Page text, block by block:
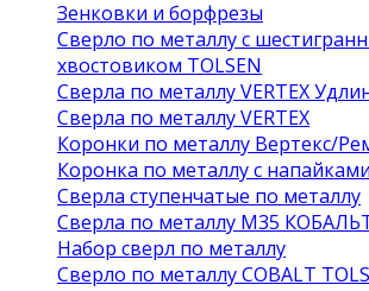
Зенковки и борфрезы
Сверло по металлу с
хвостовиком TOLSEN
Сверла по металлу VERTEX
Сверла по металлу VERTEX
Коронки по металлу Вертекс/
Коронка по металлу с
Сверла ступенчатые по металлу
Сверла по металлу М35 КОБАЛЬТ
Набор сверл по металлу
Сверло по металлу COBALT